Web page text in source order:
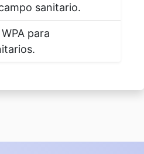
sanitario.
para